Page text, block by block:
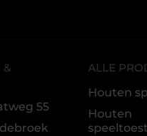
&
55
ALLE
Houten
Houten